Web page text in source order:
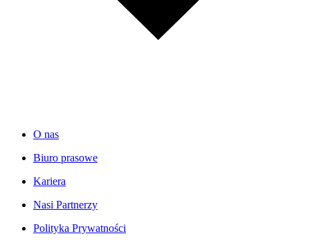
O nas
Biuro prasowe
Kariera
Nasi Partnerzy
Polityka Prywatności